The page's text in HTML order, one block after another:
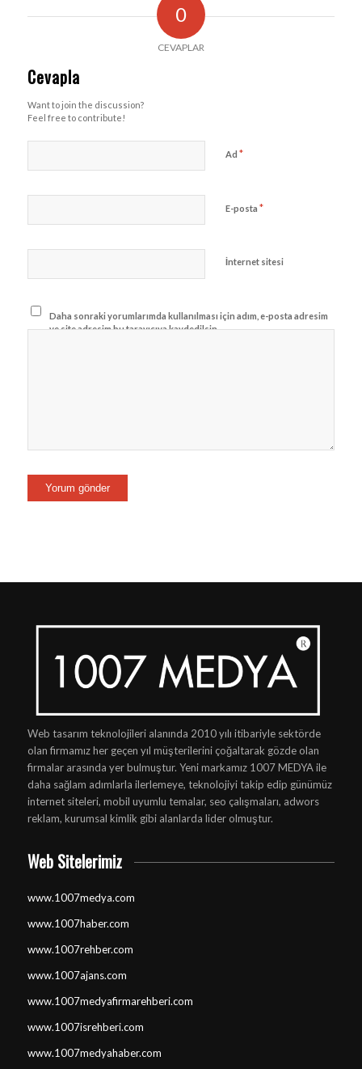
0
CEVAPLAR
Cevapla
Want to join the discussion?
Feel free to contribute!
Ad *
E-posta *
İnternet sitesi
Daha sonraki yorumlarımda kullanılması için adım, e-posta adresim
ve site adresim bu tarayıcıya kaydedilsin.
Web tasarım teknolojileri alanında 2010 yılı itibariyle sektörde
olan firmamız her geçen yıl müşterilerini çoğaltarak gözde olan
firmalar arasında yer bulmuştur. Yeni markamız 1007 MEDYA ile
daha sağlam adımlarla ilerlemeye, teknolojiyi takip edip günümüz
internet siteleri, mobil uyumlu temalar, seo çalışmaları, adwors
reklam, kurumsal kimlik gibi alanlarda lider olmuştur.
Web Sitelerimiz
www.1007medya.com
www.1007haber.com
www.1007rehber.com
www.1007ajans.com
www.1007medyafirmarehberi.com
www.1007isrehberi.com
www.1007medyahaber.com